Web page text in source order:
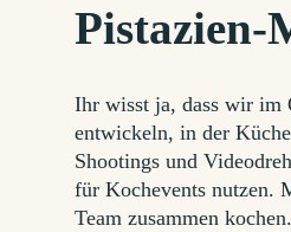
Pistazien-
Ihr wisst ja, dass wir im
entwickeln, in der
Shootings und
für Kochevents nutzen.
Team zusammen